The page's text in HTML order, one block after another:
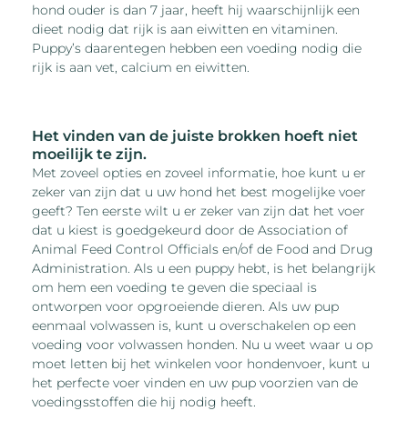
hond ouder is dan 7 jaar, heeft hij waarschijnlijk een
dieet nodig dat rijk is aan eiwitten en vitaminen.
Puppy’s daarentegen hebben een voeding nodig die
rijk is aan vet, calcium en eiwitten.
Het vinden van de juiste brokken hoeft niet
moeilijk te zijn.
Met zoveel opties en zoveel informatie, hoe kunt u er
zeker van zijn dat u uw hond het best mogelijke voer
geeft? Ten eerste wilt u er zeker van zijn dat het voer
dat u kiest is goedgekeurd door de Association of
Animal Feed Control Officials en/of de Food and Drug
Administration. Als u een puppy hebt, is het belangrijk
om hem een voeding te geven die speciaal is
ontworpen voor opgroeiende dieren. Als uw pup
eenmaal volwassen is, kunt u overschakelen op een
voeding voor volwassen honden. Nu u weet waar u op
moet letten bij het winkelen voor hondenvoer, kunt u
het perfecte voer vinden en uw pup voorzien van de
voedingsstoffen die hij nodig heeft.